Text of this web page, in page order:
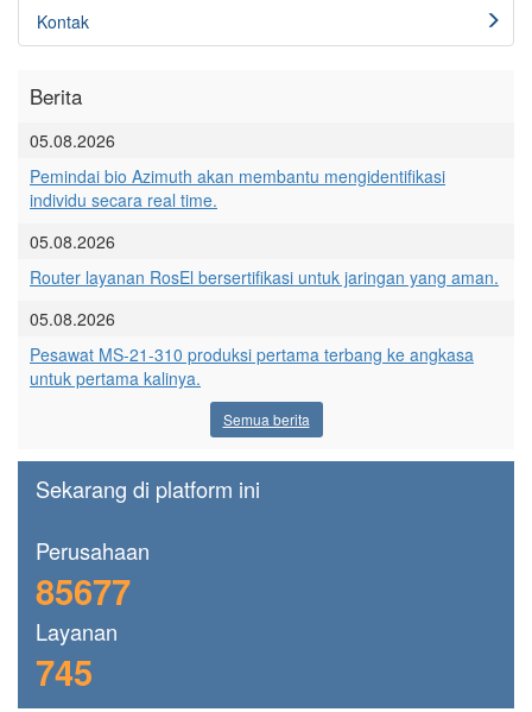
Kontak
Berita
05.08.2026
Pemindai bio Azimuth akan membantu mengidentifikasi
individu secara real time.
05.08.2026
Router layanan RosEl bersertifikasi untuk jaringan yang aman.
05.08.2026
Pesawat MS-21-310 produksi pertama terbang ke angkasa
untuk pertama kalinya.
Semua berita
Sekarang di platform ini
Perusahaan
85677
Layanan
745